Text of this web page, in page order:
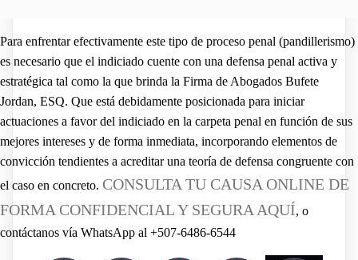
Para enfrentar efectivamente este tipo de proceso penal (pandillerismo)
es necesario que el indiciado cuente con una defensa penal activa y
estratégica tal como la que brinda la Firma de Abogados Bufete
Jordan, ESQ. Que está debidamente posicionada para iniciar
actuaciones a favor del indiciado en la carpeta penal en función de sus
mejores intereses y de forma inmediata, incorporando elementos de
convicción tendientes a acreditar una teoría de defensa congruente con
el caso en concreto. CONSULTA TU CAUSA ONLINE DE
FORMA CONFIDENCIAL Y SEGURA AQUÍ, o
contáctanos vía WhatsApp al +507-6486-6544